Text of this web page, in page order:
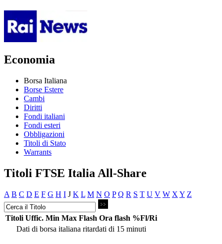
Economia
Borsa Italiana
Borse Estere
Cambi
Diritti
Fondi italiani
Fondi esteri
Obbligazioni
Titoli di Stato
Warrants
Titoli FTSE Italia All-Share
A B C D E F G H I J K L M N O P Q R S T U V W X Y Z
Titoli Uffic. Min Max Flash Ora flash %Fl/Ri
Dati di borsa italiana ritardati di 15 minuti